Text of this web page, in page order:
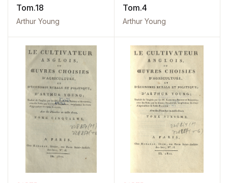
Tom.18
Arthur Young
Tom.4
Arthur Young